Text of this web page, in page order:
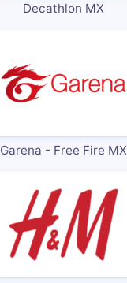
Decathlon MX
Garena - Free Fire MX